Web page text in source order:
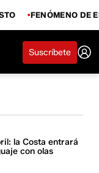
FENÓMENO DE
Suscríbete
la Costa entrará
con olas